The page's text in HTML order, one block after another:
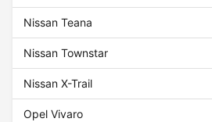
Nissan Teana
Nissan Townstar
Nissan X-Trail
Opel Vivaro